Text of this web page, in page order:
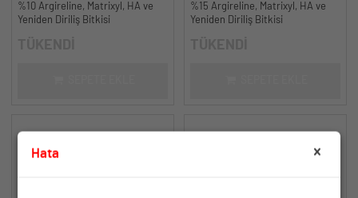
%10 Argireline, Matrixyl, HA ve
Yeniden Diriliş Bitkisi
%15 Argireline, Matrixyl, HA ve
Yeniden Diriliş Bitkisi
Hata